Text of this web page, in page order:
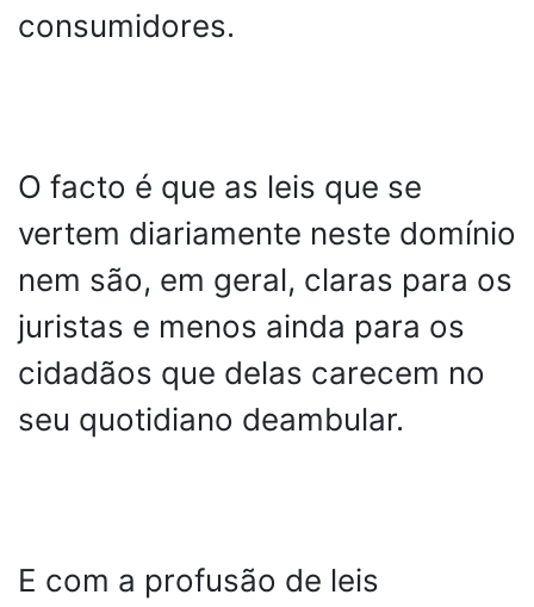
consumidores.
O facto é que as leis que se
vertem diariamente neste domínio
nem são, em geral, claras para os
juristas e menos ainda para os
cidadãos que delas carecem no
seu quotidiano deambular.
E com a profusão de leis